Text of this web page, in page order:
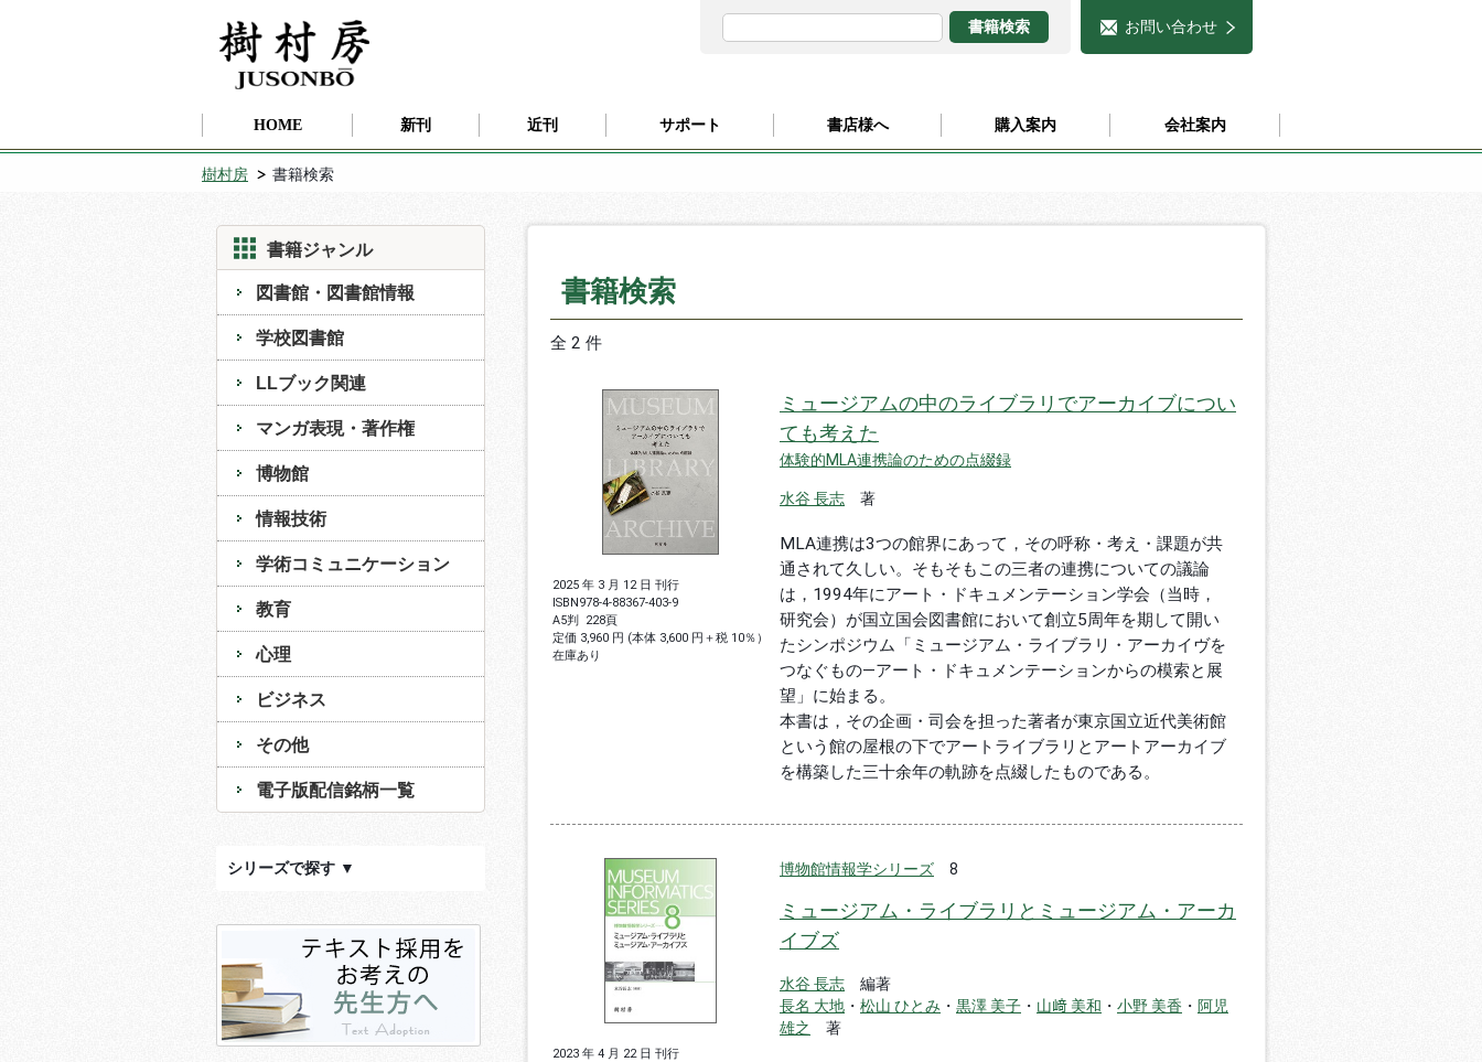
お問い合わせ
HOME 新刊 近刊 サポート 書店様へ 購入案内 会社案内
樹村房 書籍検索
書籍ジャンル
図書館・図書館情報
学校図書館
LLブック関連
マンガ表現・著作権
博物館
情報技術
学術コミュニケーション
教育
心理
ビジネス
その他
電子版配信銘柄一覧
シリーズで探す ▼
書籍検索
全 2 件
2025 年 3 月 12 日 刊行
ISBN978-4-88367-403-9
A5判 228頁
定価 3,960 円 (本体 3,600 円＋税 10％）
在庫あり
ミュージアムの中のライブラリでアーカイブについ
ても考えた
体験的MLA連携論のための点綴録
水谷 長志 著
MLA連携は3つの館界にあって，その呼称・考え・課題が共
通されて久しい。そもそもこの三者の連携についての議論
は，1994年にアート・ドキュメンテーション学会（当時，
研究会）が国立国会図書館において創立5周年を期して開い
たシンポジウム「ミュージアム・ライブラリ・アーカイヴを
つなぐもの―アート・ドキュメンテーションからの模索と展
望」に始まる。
本書は，その企画・司会を担った著者が東京国立近代美術館
という館の屋根の下でアートライブラリとアートアーカイブ
を構築した三十余年の軌跡を点綴したものである。
2023 年 4 月 22 日 刊行
博物館情報学シリーズ 8
ミュージアム・ライブラリとミュージアム・アーカ
イブズ
水谷 長志 編著
長名 大地 ・ 松山 ひとみ ・ 黒澤 美子 ・ 山﨑 美和 ・ 小野 美香 ・ 阿児
雄之
著